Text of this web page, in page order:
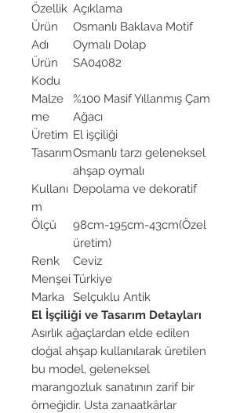
Özellik Açıklama
Ürün
Adı
Osmanlı Baklava Motif
Oymalı Dolap
Ürün
Kodu
SA04082
Malze
me
%100 Masif Yıllanmış Çam
Ağacı
Üretim El işçiliği
TasarımOsmanlı tarzı geleneksel
ahşap oymalı
Kullanı
m
Depolama ve dekoratif
Ölçü
98cm-195cm-43cm(Özel
üretim)
Renk
Ceviz
MenşeiTürkiye
Marka
Selçuklu Antik
El İşçiliği ve Tasarım Detayları
Asırlık ağaçlardan elde edilen
doğal ahşap kullanılarak üretilen
bu model, geleneksel
marangozluk sanatının zarif bir
örneğidir. Usta zanaatkârlar